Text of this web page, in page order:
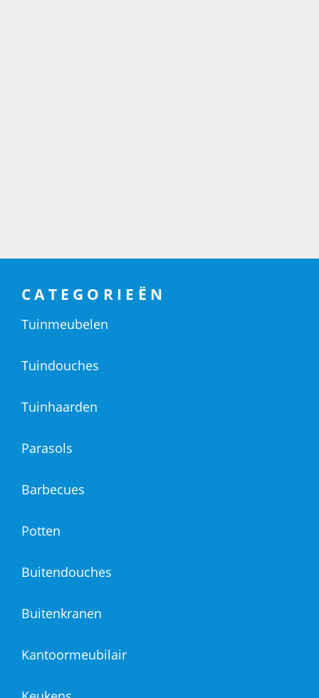
CATEGORIEËN
Tuinmeubelen
Tuindouches
Tuinhaarden
Parasols
Barbecues
Potten
Buitendouches
Buitenkranen
Kantoormeubilair